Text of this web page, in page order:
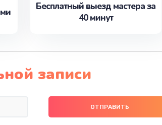
Бесплатный выезд мастера за
40 минут
записи